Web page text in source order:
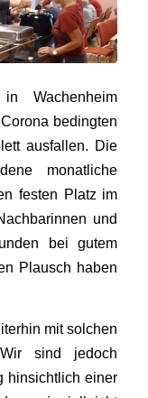
Wachenheim
bedingten
ausfallen. Die
monatliche
festen Platz im
und
bei gutem
Plausch haben
mit solchen
sind jedoch
hinsichtlich einer